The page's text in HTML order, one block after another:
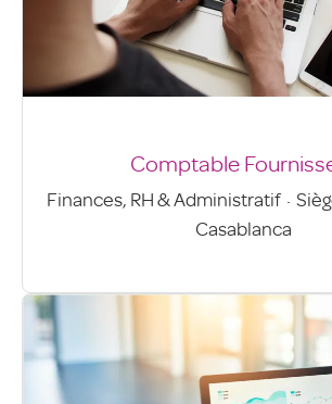
Comptable
Finances, RH & Administratif ·
Casablanca